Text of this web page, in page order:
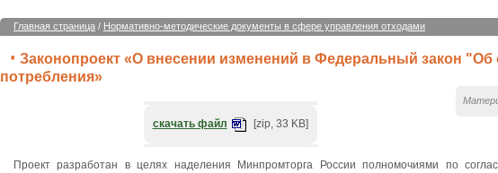
Главная страница / Нормативно-методические документы в сфере управления отходами
Законопроект «О внесении изменений в Федеральный закон "Об
потребления»
скачать файл [zip, 33 KB]
Проект разработан в целях наделения Минпромторга России полномочиями по